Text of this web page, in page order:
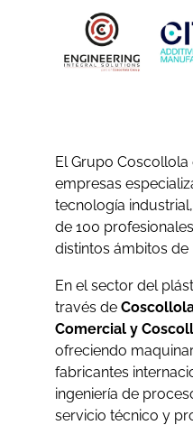
El Grupo
empresas
tecnología
de 100
distintos ámbitos de
En el sector del
través de
Comercial y
ofreciendo
fabricantes
ingeniería de
servicio técnico y